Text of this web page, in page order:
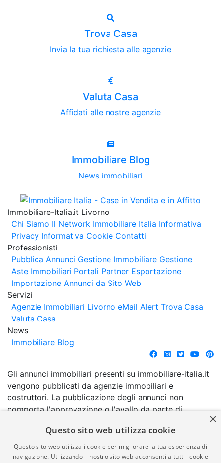
Trova Casa
Invia la tua richiesta alle agenzie
Valuta Casa
Affidati alle nostre agenzie
Immobiliare Blog
News immobiliari
Immobiliare-Italia.it Livorno
Chi Siamo Il Network Immobiliare Italia Informativa
Privacy Informativa Cookie Contatti
Professionisti
Pubblica Annunci Gestione Immobiliare Gestione
Aste Immobiliari Portali Partner Esportazione
Importazione Annunci da Sito Web
Servizi
Agenzie Immobiliari Livorno eMail Alert Trova Casa
Valuta Casa
News
Immobiliare Blog
Gli annunci immobiliari presenti su immobiliare-italia.it
vengono pubblicati da agenzie immobiliari e
costruttori. La pubblicazione degli annunci non
comporta l'approvazione o l'avallo da parte di
garanzia da parte di quest'ultima. immobiliare-italia.it
quindi non è responsabile della veridicità, della
correttezza, della completezza, della normativa in
×
Questo sito web utilizza cookie
Questo sito web utilizza i cookie per migliorare la tua esperienza di
navigazione. Utilizzando il nostro sito web acconsenti a tutti i cookie